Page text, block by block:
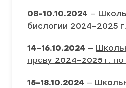
08–10.10.2024 —
биологии 2024–2025
14–16.10.2024 —
праву 2024–2025 г. по
15–18.10.2024 —